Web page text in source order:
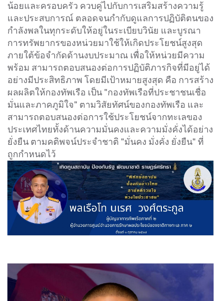
น้อยและครอบครัว ควบคู่ไปกับการเสริมสร้างความรู้
และประสบการณ์ ตลอดจนกำกับดูแลการปฏิบัติตนของ
กำลังพลในทุกระดับให้อยู่ในระเบียบวินัย และบูรณา
การทรัพยากรของหน่วยมาใช้ให้เกิดประโยชน์สูงสุด
ภายใต้ข้อจำกัดด้านงบประมาณ เพื่อให้หน่วยมีความ
พร้อม สามารถตอบสนองต่อการปฏิบัติภารกิจที่มีอยู่ได้
อย่างมีประสิทธิภาพ โดยมีเป้าหมายสูงสุด คือ การสร้าง
ผลผลิตให้กองทัพเรือ เป็น "กองทัพเรือที่ประชาชนเชื่อ
มั่นและภาคภูมิใจ" ตามวิสัยทัศน์ของกองทัพเรือ และ
สามารถตอบสนองต่อการใช้ประโยชน์จากทะเลของ
ประเทศไทยทั้งด้านความมั่นคงและความมั่งคั่งได้อย่าง
ยั่งยืน ตามคติพจน์ประจำชาติ "มั่นคง มั่งคั่ง ยั่งยืน" ที่
ถูกกำหนดไว้